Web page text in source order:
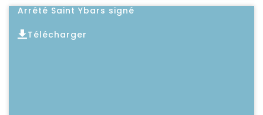
Arrêté Saint Ybars signé
Télécharger